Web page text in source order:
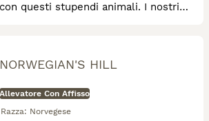
questi stupendi animali. I nostri
NORWEGIAN'S HILL
Allevatore Con Affisso
Razza: Norvegese